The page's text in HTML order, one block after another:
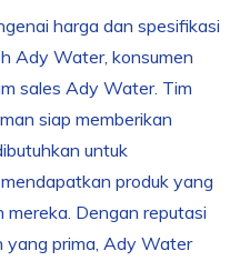
harga dan spesifikasi
Ady Water, konsumen
sales Ady Water. Tim
siap memberikan
untuk
produk yang
Dengan reputasi
yang prima, Ady Water